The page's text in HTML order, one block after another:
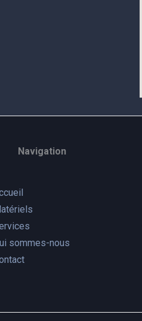
Navigation
sommes-nous